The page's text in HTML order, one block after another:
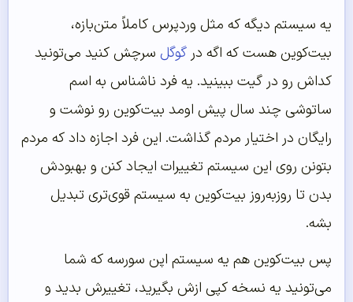
یه سیستم دیگه که مثل وردپرس کاملاً متن‌بازه،
بیت‌کوین هست که اگه در گوگل سرچش کنید می‌تونید
کداش رو در گیت ببینید. یه فرد ناشناس به اسم
ساتوشی چند سال پیش اومد بیت‌کوین رو نوشت و
رایگان در اختیار مردم گذاشت. این فرد اجازه داد که مردم
بتونن روی این سیستم تغییرات ایجاد کنن و بهبودش
بدن تا روز‌به‌روز بیت‌کوین به سیستم قوی‌تری تبدیل
بشه.
پس بیت‌کوین هم یه سیستم اپن سورسه که شما
می‌تونید یه نسخه کپی ازش بگیرید، تغییرش بدید و